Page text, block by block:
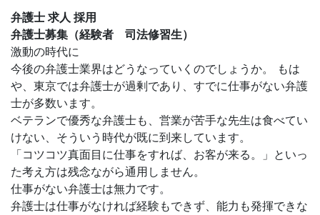
弁護士 求人 採用
弁護士募集（経験者 司法修習生）
激動の時代に
今後の弁護士業界はどうなっていくのでしょうか。 もは
や、東京では弁護士が過剰であり、すでに仕事がない弁護
士が多数います。
ベテランで優秀な弁護士も、営業が苦手な先生は食べてい
けない、そういう時代が既に到来しています。
「コツコツ真面目に仕事をすれば、お客が来る。」といっ
た考え方は残念ながら通用しません。
仕事がない弁護士は無力です。
弁護士は仕事がなければ経験もできず、能力も発揮できな